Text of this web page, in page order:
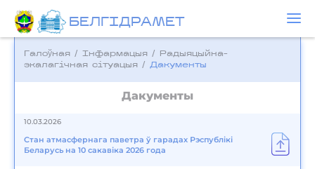
БЕЛГIДРAМЕТ
Галоўная / Інфармацыя /
Радыяцыйна-
экалагічная сітуацыя / Дакументы
Дакументы
10.03.2026
Стан атмасфернага паветра ў гарадах Рэспублікі
Беларусь на 10 сакавіка 2026 года